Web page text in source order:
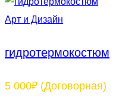
Арт и Дизайн
гидротермокостюм
5 000₽ (Договорная)